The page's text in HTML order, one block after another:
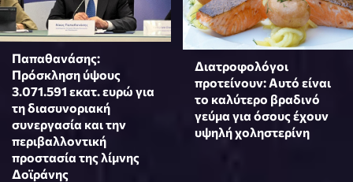
Παπαθανάσης:
Πρόσκληση ύψους
3.071.591 εκατ. ευρώ για
τη διασυνοριακή
συνεργασία και την
περιβαλλοντική
προστασία της λίμνης
Δοϊράνης
Διατροφολόγοι
προτείνουν: Αυτό είναι
το καλύτερο βραδινό
γεύμα για όσους έχουν
υψηλή χοληστερίνη